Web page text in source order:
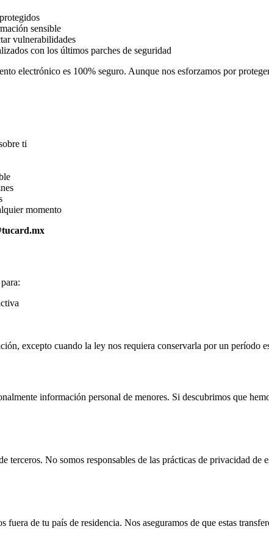
sensible
vulnerabilidades
con los últimos parches de seguridad
electrónico es 100% seguro. Aunque nos esforzamos por
ti
momento
excepto cuando la ley nos requiera conservarla por un período
información personal de menores. Si descubrimos que
terceros. No somos responsables de las prácticas de privacidad
de tu país de residencia. Nos aseguramos de que estas